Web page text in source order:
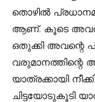
തൊഴിൽ
ആണ്. കൂടെ അവൻ
ഒതുക്കി അവന്റെ
യാത്രക്കായി
ചിട്ടയോടുകൂടി